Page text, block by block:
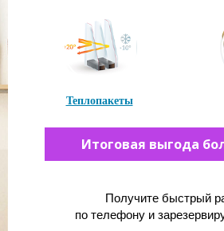
Итоговая выгода
по телефону и
Итоговая выгода
по телефону и
Теплопакеты
Итоговая выгода
Получите быстрый
по телефону и